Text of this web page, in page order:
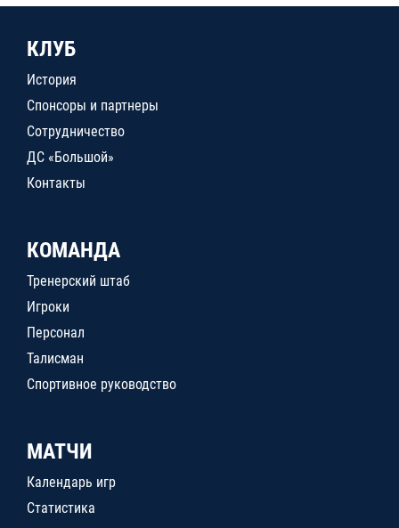
КЛУБ
История
Спонсоры и партнеры
Сотрудничество
ДС «Большой»
Контакты
КОМАНДА
Тренерский штаб
Игроки
Персонал
Талисман
Спортивное руководство
МАТЧИ
Календарь игр
Статистика